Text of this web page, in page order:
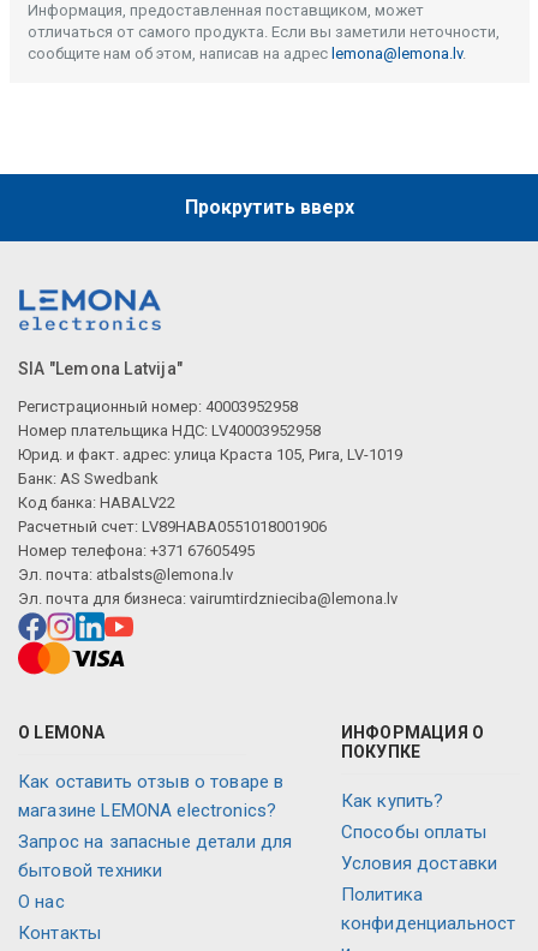
Информация, предоставленная поставщиком, может
отличаться от самого продукта. Если вы заметили неточности,
сообщите нам об этом, написав на адрес lemona@lemona.lv.
Прокрутить вверх
SIA "Lemona Latvija"
Регистрационный номер: 40003952958
Номер плательщика НДС: LV40003952958
Юрид. и факт. адрес: улица Краста 105, Рига, LV-1019
Банк: AS Swedbank
Код банка: HABALV22
Расчетный счет: LV89HABA0551018001906
Номер телефона: +371 67605495
Эл. почта: atbalsts@lemona.lv
Эл. почта для бизнеса: vairumtirdznieciba@lemona.lv
О LEMONA
Как оставить отзыв о товаре в
магазине LEMONA electronics?
Запрос на запасные детали для
бытовой техники
О нас
Контакты
ИНФОРМАЦИЯ О
ПОКУПКЕ
Как купить?
Способы оплаты
Условия доставки
Политика
конфиденциальност